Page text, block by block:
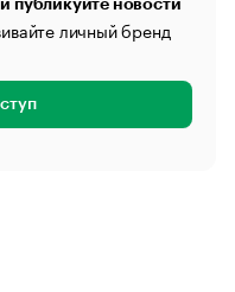
публикуйте новости
личный бренд